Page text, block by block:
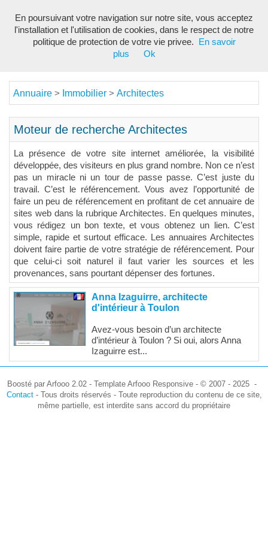
Annuaire > Immobilier > Architectes
Moteur de recherche Architectes
La présence de votre site internet améliorée, la visibilité
développée, des visiteurs en plus grand nombre. Non ce n’est
pas un miracle ni un tour de passe passe. C’est juste du
travail. C’est le référencement. Vous avez l’opportunité de
faire un peu de référencement en profitant de cet annuaire de
sites web dans la rubrique Architectes. En quelques minutes,
vous rédigez un bon texte, et vous obtenez un lien. C’est
simple, rapide et surtout efficace. Les annuaires Architectes
doivent faire partie de votre stratégie de référencement. Pour
que celui-ci soit naturel il faut varier les sources et les
provenances, sans pourtant dépenser des fortunes.
Anna Izaguirre, architecte
d'intérieur à Toulon
Avez-vous besoin d’un architecte
d’intérieur à Toulon ? Si oui, alors Anna
Izaguirre est...
Boosté par Arfooo 2.02 - Template Arfooo Responsive - © 2007 - 2025 -
Contact- Tous droits réservés - Toute reproduction du contenu de ce site,
même partielle, est interdite sans accord du propriétaire
En poursuivant votre navigation sur notre site, vous acceptez
l'installation et l'utilisation de cookies, dans le respect de notre
politique de protection de votre vie privee.
En savoir
plus
Ok